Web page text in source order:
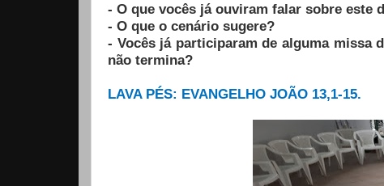
- O que vocês já ouviram falar sobre este
- O que o cenário sugere?
- Vocês já participaram de alguma missa
não termina?
LAVA PÉS: EVANGELHO JOÃO 13,1-15.